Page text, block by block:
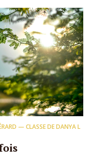
— CLASSE DE DANYA L